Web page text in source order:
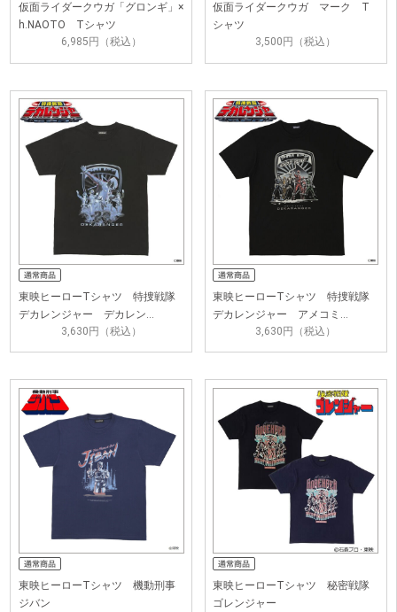
仮面ライダークウガ「グロンギ」×
h.NAOTO Tシャツ
6,985円（税込）
仮面ライダークウガ マーク T
シャツ
3,500円（税込）
東映ヒーローTシャツ 特捜戦隊
デカレンジャー デカレン…
3,630円（税込）
東映ヒーローTシャツ 特捜戦隊
デカレンジャー アメコミ…
3,630円（税込）
東映ヒーローTシャツ 機動刑事
ジバン
東映ヒーローTシャツ 秘密戦隊
ゴレンジャー